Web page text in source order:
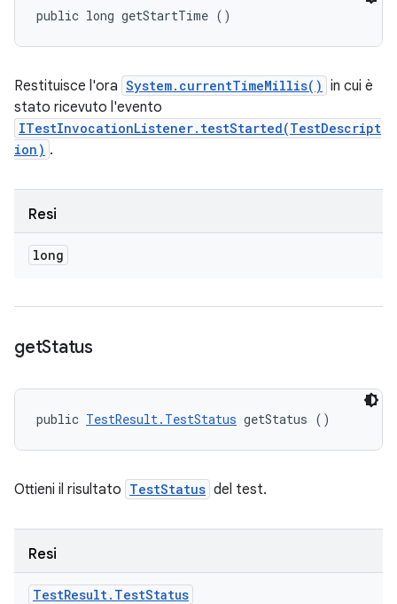
public long getStartTime ()
Restituisce l'ora System.currentTimeMillis() in cui è
stato ricevuto l'evento
ITestInvocationListener.testStarted(TestDescript
ion) .
Resi
long
getStatus
public TestResult.TestStatus getStatus ()
Ottieni il risultato TestStatus del test.
Resi
TestResult. TestStatus